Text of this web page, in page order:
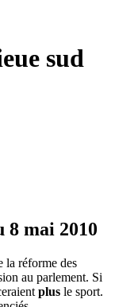
sud
8 mai 2010
la réforme des
au parlement. Si
plus le sport.